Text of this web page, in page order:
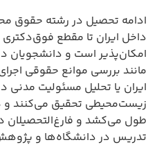
ادامه تحصیل در رشته حقوق
داخل ایران تا مقطع
امکان‌پذیر است و دانشجویان
مانند بررسی موانع حقوقی
ایران یا تحلیل مسئولیت
طول می‌کشد و فارغ‌التحصیلان
تدریس در دانشگاه‌ها و